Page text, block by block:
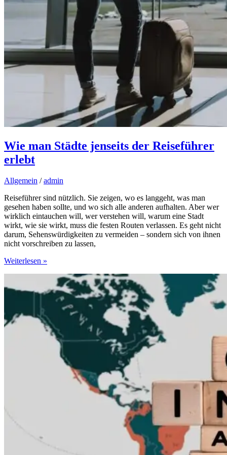
Wie man Städte jenseits der Reiseführer
erlebt
Allgemein /admin
Reiseführer sind nützlich. Sie zeigen, wo es langgeht, was man
gesehen haben sollte, und wo sich alle anderen aufhalten. Aber wer
wirklich eintauchen will, wer verstehen will, warum eine Stadt
wirkt, wie sie wirkt, muss die festen Routen verlassen. Es geht nicht
darum, Sehenswürdigkeiten zu vermeiden – sondern sich von ihnen
nicht vorschreiben zu lassen,
Wie
jenseits
erlebt
Weiterlesen »